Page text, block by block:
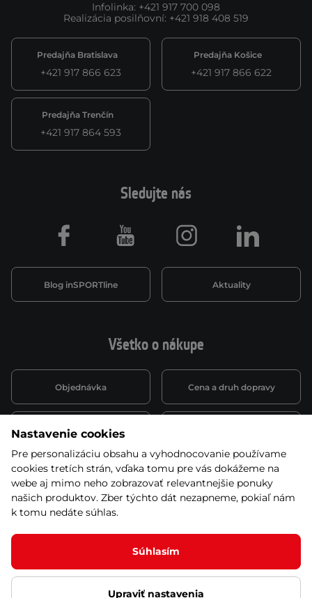
Infolinka: +421 917 700 098
Realizácia posilňovní: +421 918 408 519
Predajňa Bratislava
+421 917 866 623
Predajňa Košice
+421 917 866 622
Predajňa Trenčín
+421 917 864 593
Všetko o nákupe
Objednávka Cena a druh dopravy
Spôsob platby
Montáž a servis Reklamácie a záruka
Kariéra
Sledujte nás
Blog inSPORTline Aktuality
Facebook Youtube Instagram LinkedIn
Nastavenie cookies
Pre personalizáciu obsahu a vyhodnocovanie používame
cookies tretích strán, vďaka tomu pre vás dokážeme na
webe aj mimo neho zobrazovať relevantnejšie ponuky
našich produktov. Zber týchto dát nezapneme, pokiaľ nám
k tomu nedáte súhlas.
Súhlasím
Upraviť nastavenia